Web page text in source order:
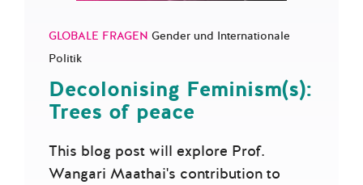
GLOBALE FRAGEN Gender und Internationale
Politik
Decolonising Feminism(s):
Trees of peace
This blog post will explore Prof.
Wangari Maathai's contribution to